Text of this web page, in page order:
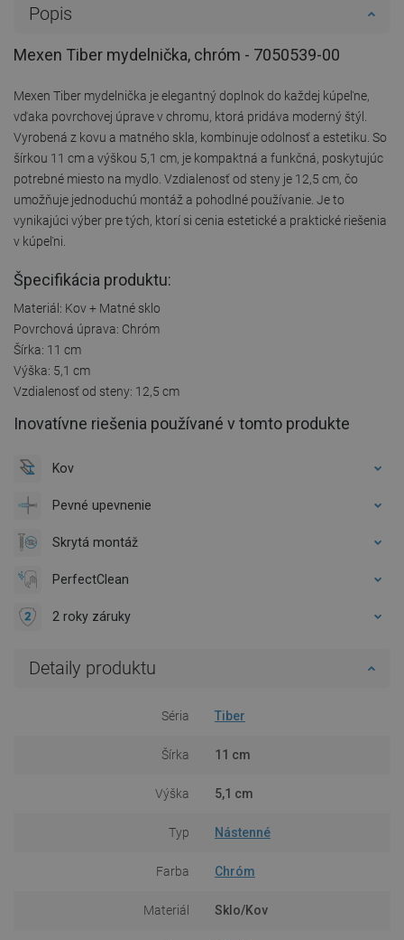
Popis
Mexen Tiber mydelnička, chróm - 7050539-00
Mexen Tiber mydelnička je elegantný doplnok do každej kúpeľne,
vďaka povrchovej úprave v chromu, ktorá pridáva moderný štýl.
Vyrobená z kovu a matného skla, kombinuje odolnosť a estetiku. So
šírkou 11 cm a výškou 5,1 cm, je kompaktná a funkčná, poskytujúc
potrebné miesto na mydlo. Vzdialenosť od steny je 12,5 cm, čo
umožňuje jednoduchú montáž a pohodlné používanie. Je to
vynikajúci výber pre tých, ktorí si cenia estetické a praktické riešenia
v kúpeľni.
Špecifikácia produktu:
Materiál: Kov + Matné sklo
Povrchová úprava: Chróm
Šírka: 11 cm
Výška: 5,1 cm
Vzdialenosť od steny: 12,5 cm
Inovatívne riešenia používané v tomto produkte
Kov
Pevné upevnenie
Skrytá montáž
PerfectClean
2 roky záruky
Detaily produktu
Séria Tiber
Šírka 11 cm
Výška 5,1 cm
Typ Nástenné
Farba Chróm
Materiál Sklo/Kov